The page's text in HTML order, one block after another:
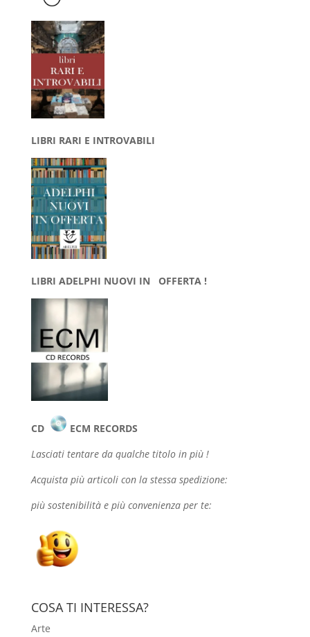
LIBRI RARI E INTROVABILI
LIBRI ADELPHI NUOVI IN OFFERTA !
CD
ECM RECORDS
Lasciati tentare da qualche titolo in più !
Acquista più articoli con la stessa spedizione:
più sostenibilità e più convenienza per te:
COSA TI INTERESSA?
Arte